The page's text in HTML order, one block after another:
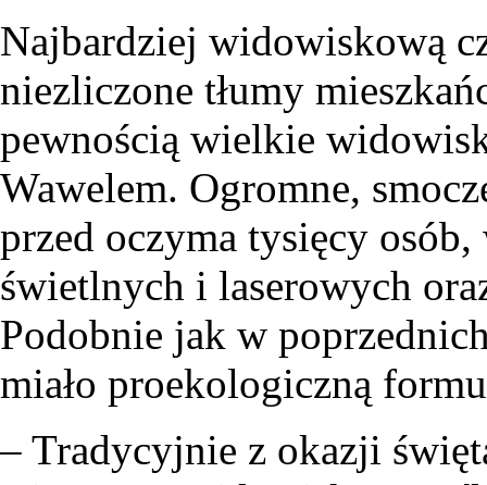
Najbardziej widowiskową
niezliczone tłumy
pewnością wielkie
Wawelem. Ogromne,
przed oczyma tysięcy
świetlnych i laserowych
Podobnie jak w
miało proekologiczną
– Tradycyjnie z okazji